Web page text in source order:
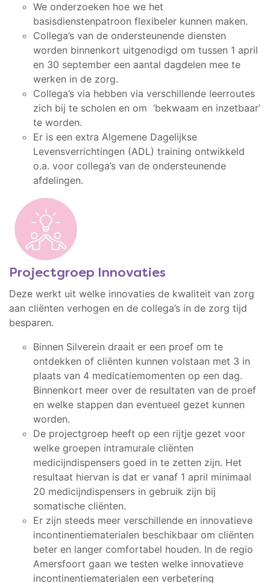
We onderzoeken hoe we het
basisdienstenpatroon flexibeler kunnen maken.
Collega’s van de ondersteunende diensten
worden binnenkort uitgenodigd om tussen 1 april
en 30 september een aantal dagdelen mee te
werken in de zorg.
Collega’s via hebben via verschillende leerroutes
zich bij te scholen en om ‘bekwaam en inzetbaar’
te worden.
Er is een extra Algemene Dagelijkse
Levensverrichtingen (ADL) training ontwikkeld
o.a. voor collega’s van de ondersteunende
afdelingen.
Projectgroep Innovaties
Deze werkt uit welke innovaties de kwaliteit van zorg
aan cliënten verhogen en de collega’s in de zorg tijd
besparen.
Binnen Silverein draait er een proef om te
ontdekken of cliënten kunnen volstaan met 3 in
plaats van 4 medicatiemomenten op een dag.
Binnenkort meer over de resultaten van de proef
en welke stappen dan eventueel gezet kunnen
worden.
De projectgroep heeft op een rijtje gezet voor
welke groepen intramurale cliënten
medicijndispensers goed in te zetten zijn. Het
resultaat hiervan is dat er vanaf 1 april minimaal
20 medicijndispensers in gebruik zijn bij
somatische cliënten.
Er zijn steeds meer verschillende en innovatieve
incontinentiematerialen beschikbaar om cliënten
beter en langer comfortabel houden. In de regio
Amersfoort gaan we testen welke innovatieve
incontinentiematerialen een verbetering